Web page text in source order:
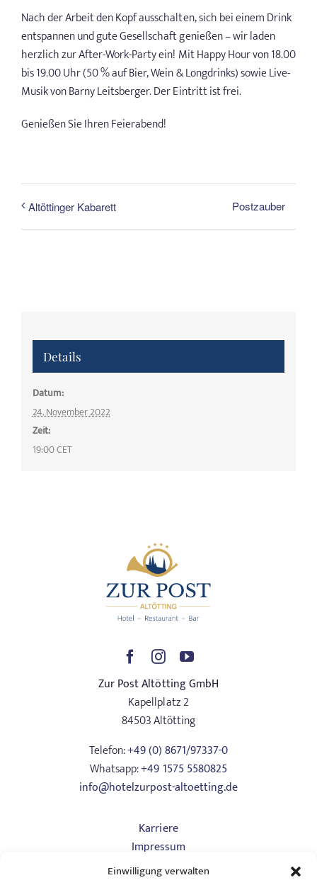
Einwilligung verwalten
Nach der Arbeit den Kopf ausschalten, sich bei einem Drink
entspannen und gute Gesellschaft genießen – wir laden
herzlich zur After-Work-Party ein! Mit Happy Hour von 18.00
bis 19.00 Uhr (50 % auf Bier, Wein & Longdrinks) sowie Live-
Musik von Barny Leitsberger. Der Eintritt ist frei.
Genießen Sie Ihren Feierabend!
Altöttinger Kabarett Postzauber
Details
Datum:
24. November 2022
Zeit:
19:00CET
Zur Post Altötting GmbH
Kapellplatz 2
84503 Altötting
Telefon:+49 (0) 8671/97337-0
Whatsapp:+49 1575 5580825
info@hotelzurpost-altoetting.de
Karriere
Impressum
Datenschutz